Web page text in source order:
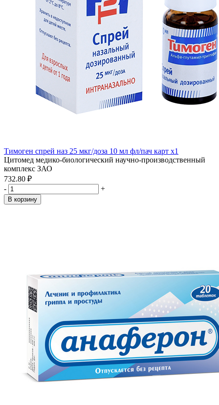
Тимоген спрей наз 25 мкг/доза 10 мл фл/пач карт x1
Цитомед медико-биологический научно-производственный
комплекс ЗАО
732.80 ₽
-
+
В корзину